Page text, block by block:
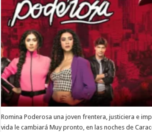
Romina Poderosa una joven frentera, justiciera e
vida le cambiará Muy pronto, en las noches de